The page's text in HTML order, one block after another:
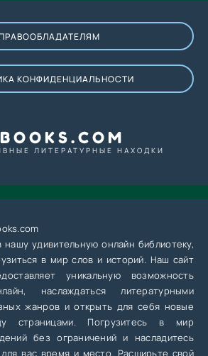
КОНФИДЕНЦИАЛЬНОСТИ
ЛИТЕРАТУРНЫЕ НАХОДКИ
удивительную онлайн библиотеку,
в мир слов и историй. Наш сайт
уникальную возможность
наслаждаться литературными
жанров и открыть для себя новые
страницами. Погрузитесь в мир
без ограничений и насладитесь
вас время и место. Расширьте свой